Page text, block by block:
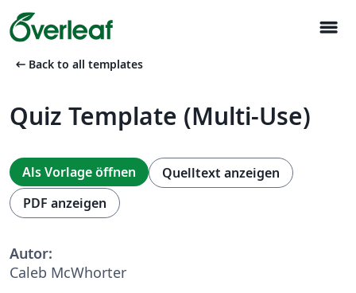
menu
arrow_left_alt Back to all templates
Quiz Template (Multi-Use)
Als Vorlage öffnen
Quelltext anzeigen
PDF anzeigen
Autor:
Caleb McWhorter